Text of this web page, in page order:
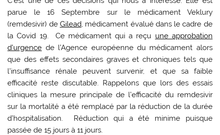
parue le 16 Septembre sur le médicament Veklury
(remdesivir) de Gilead, médicament évalué dans le cadre de
la Covid 19. Ce médicament qui a reçu une approbation
d’urgence de l’Agence européenne du médicament alors
que des effets secondaires graves et chroniques tels que
l’insuffisance rénale peuvent survenir, et que sa faible
efficacité reste discutable. Rappelons que lors des essais
cliniques la mesure principale de l’efficacité du remdesivir
sur la mortalité a été remplacé par la réduction de la durée
d’hospitalisation. Réduction qui a été minime puisque
passée de 15 jours à 11 jours.